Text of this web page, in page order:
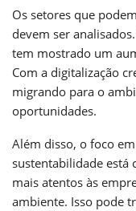
Os setores que
devem ser
tem mostrado um
Com a digitalização
migrando para o
oportunidades.
Além disso, o foco
sustentabilidade está
mais atentos às
ambiente. Isso pode